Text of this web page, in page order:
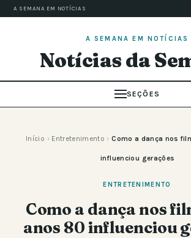
A SEMANA EM NOTÍCIAS
A SEMANA EM NOTÍCIAS
Notícias da
SEÇÕES
Início › Entretenimento › Como a dança nos
influenciou gerações
ENTRETENIMENTO
Como a dança nos
anos 80 influenciou